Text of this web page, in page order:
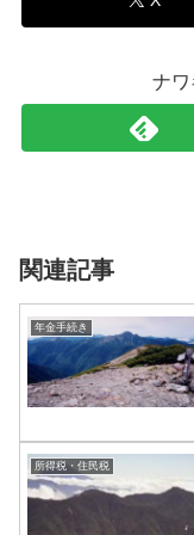
ナワ
関連記事
年金手続き
所得税・住民税